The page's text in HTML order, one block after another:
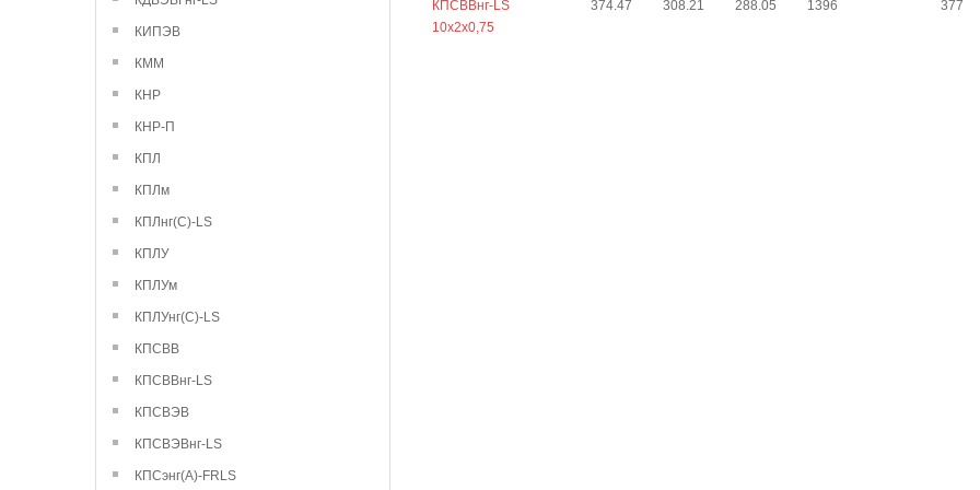
КИПЭВ
КММ
КНР
КНР-П
КПЛ
КПЛм
КПЛнг(С)-LS
КПЛУ
КПЛУм
КПЛУнг(С)-LS
КПСВВ
КПСВВнг-LS
КПСВЭВ
КПСВЭВнг-LS
КПСэнг(А)-FRLS
КПСВВнг-LS
10х2х0,75
374.47 308.21 288.05 1396 377